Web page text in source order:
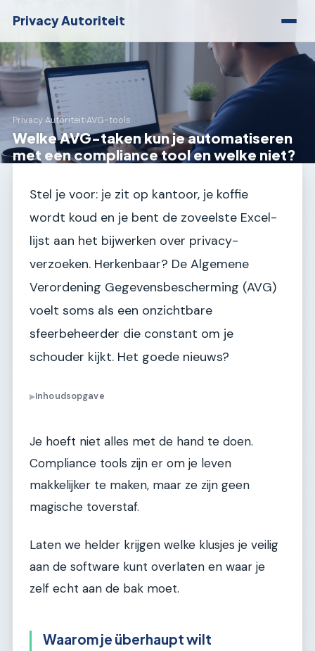
Privacy Autoriteit
Privacy Autoriteit›AVG-tools
Welke AVG-taken kun je automatiseren
met een compliance tool en welke niet?
Stel je voor: je zit op kantoor, je koffie
wordt koud en je bent de zoveelste Excel-
lijst aan het bijwerken over privacy-
verzoeken. Herkenbaar? De Algemene
Verordening Gegevensbescherming (AVG)
voelt soms als een onzichtbare
sfeerbeheerder die constant om je
schouder kijkt. Het goede nieuws?
▶Inhoudsopgave
Je hoeft niet alles met de hand te doen.
Compliance tools zijn er om je leven
makkelijker te maken, maar ze zijn geen
magische toverstaf.
Laten we helder krijgen welke klusjes je veilig
aan de software kunt overlaten en waar je
zelf echt aan de bak moet.
Waarom je überhaupt wilt